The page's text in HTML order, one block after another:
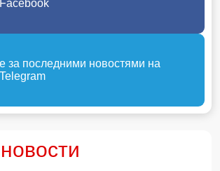
за последними новостями на